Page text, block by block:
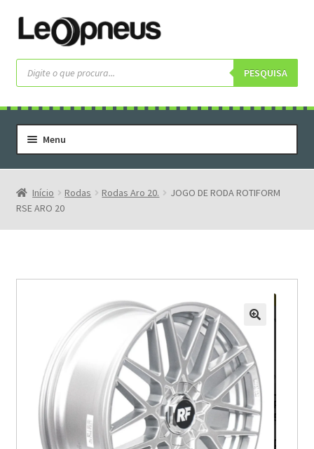
Pular
para
navegação
Pular
para
o
conteúdo
Pesquisar
produtos PESQUISA
Menu
Home
Serviços
Rodas
Início Rodas Rodas Aro 20.
JOGO DE RODA ROTIFORM
RSE ARO 20